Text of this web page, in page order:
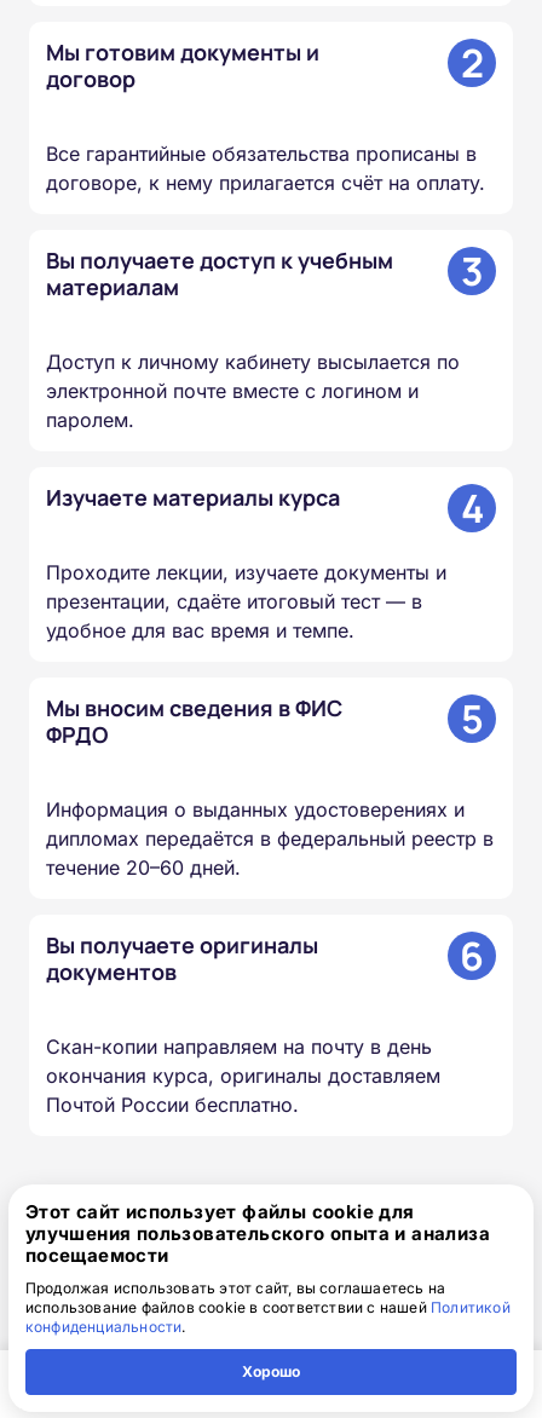
Мы готовим документы и
договор
2
Все гарантийные обязательства прописаны в
договоре, к нему прилагается счёт на оплату.
Вы получаете доступ к учебным
материалам
3
Доступ к личному кабинету высылается по
электронной почте вместе с логином и
паролем.
Изучаете материалы курса 4
Проходите лекции, изучаете документы и
презентации, сдаёте итоговый тест — в
удобное для вас время и темпе.
Мы вносим сведения в ФИС
ФРДО
5
Информация о выданных удостоверениях и
дипломах передаётся в федеральный реестр в
течение 20–60 дней.
Вы получаете оригиналы
документов
6
Скан-копии направляем на почту в день
окончания курса, оригиналы доставляем
Почтой России бесплатно.
Доступная интерактивная
платформа дистанционного
обучения
Онлайн-формат позволяет вам проходить
обучение в любое время в любом месте и с
любого устройства. Организуйте свой учебный
Этот сайт использует файлы cookie для
улучшения пользовательского опыта и анализа
посещаемости
Продолжая использовать этот сайт, вы соглашаетесь на
использование файлов cookie в соответствии с нашей Политикой
конфиденциальности.
Хорошо